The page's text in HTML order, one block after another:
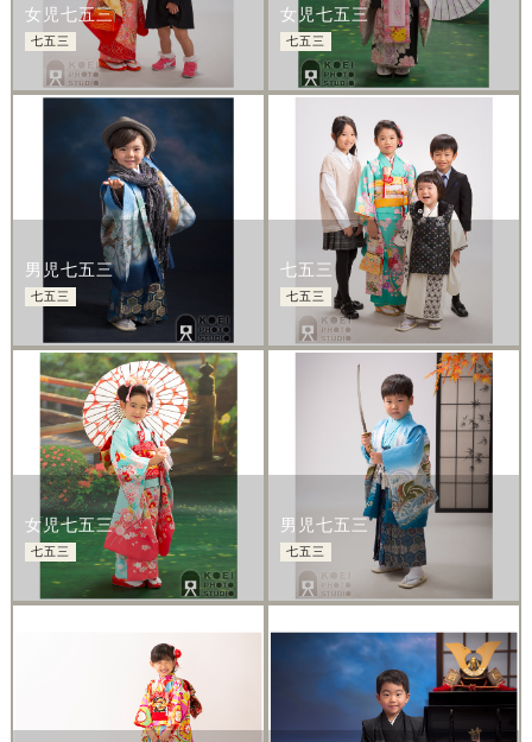
女児七五三
七五三
女児七五三
七五三
男児七五三
七五三
七五三
七五三
女児七五三
七五三
男児七五三
七五三